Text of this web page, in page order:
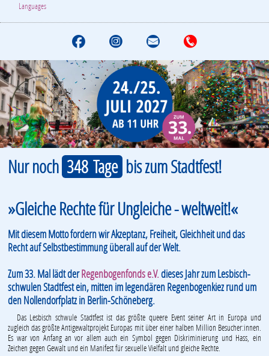
Languages
F I M T
Nur noch 348 Tage bis zum Stadtfest!
»Gleiche Rechte für Ungleiche - weltweit!«
Mit diesem Motto fordern wir Akzeptanz, Freiheit, Gleichheit und das
Recht auf Selbstbestimmung überall auf der Welt.
Zum 33. Mal lädt derRegenbogenfonds e.V.dieses Jahr zum Lesbisch-
schwulen Stadtfest ein, mitten im legendären Regenbogenkiez rund um
den Nollendorfplatz in Berlin-Schöneberg.
Das Lesbisch schwule Stadtfest ist das größte queere Event seiner Art in Europa und
zugleich das größte Antigewaltprojekt Europas mit über einer halben Million Besucher:innen.
Es war von Anfang an vor allem auch ein Symbol gegen Diskriminierung und Hass, ein
Zeichen gegen Gewalt und ein Manifest für sexuelle Vielfalt und gleiche Rechte.